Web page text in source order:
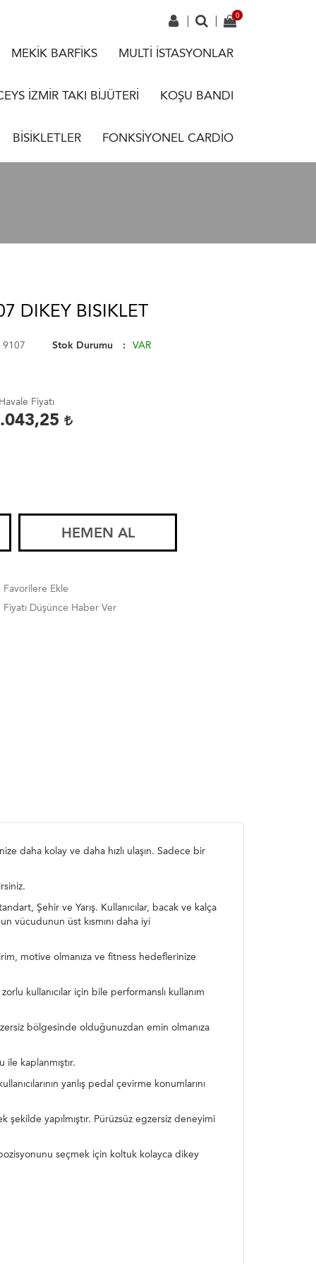
MEKİK BARFİKS MULTİ İSTASYONLAR
İZMİR TAKI BİJÜTERİ KOŞU BANDI
BİSİKLETLER FONKSİYONEL CARDİO
DIKEY BISIKLET
9107
Stok Durumu VAR
Havale Fiyatı
HEMEN AL
Favorilere Ekle
Fiyatı Düşünce Haber Ver
daha kolay ve daha hızlı ulaşın. Sadece bir
Şehir ve Yarış. Kullanıcılar, bacak ve kalça
vücudunun üst kısmını daha iyi
motive olmanıza ve fitness hedeflerinize
kullanıcılar için bile performanslı kullanım
bölgesinde olduğunuzdan emin olmanıza
kaplanmıştır.
yanlış pedal çevirme konumlarını
yapılmıştır. Pürüzsüz egzersiz deneyimi
seçmek için koltuk kolayca dikey